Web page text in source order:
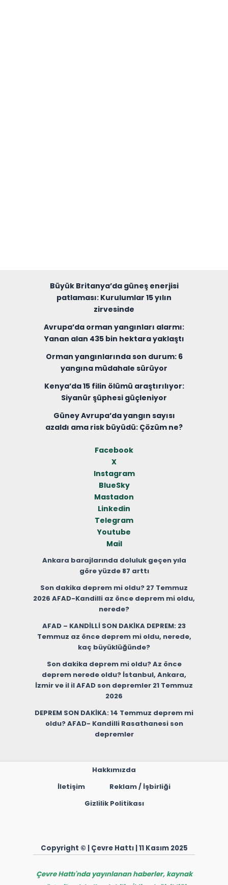
Büyük Britanya’da güneş enerjisi
patlaması: Kurulumlar 15 yılın
zirvesinde
Avrupa’da orman yangınları alarmı:
Yanan alan 435 bin hektara yaklaştı
Orman yangınlarında son durum: 6
yangına müdahale sürüyor
Kenya’da 15 filin ölümü araştırılıyor:
Siyanür şüphesi güçleniyor
Güney Avrupa’da yangın sayısı
azaldı ama risk büyüdü: Çözüm ne?
Facebook
X
Instagram
BlueSky
Mastadon
Linkedin
Telegram
Youtube
Mail
Ankara barajlarında doluluk geçen yıla
göre yüzde 87 arttı
Son dakika deprem mi oldu? 27 Temmuz
2026 AFAD-Kandilli az önce deprem mi oldu,
nerede?
AFAD – KANDİLLİ SON DAKİKA DEPREM: 23
Temmuz az önce deprem mi oldu, nerede,
kaç büyüklüğünde?
Son dakika deprem mi oldu? Az önce
deprem nerede oldu? İstanbul, Ankara,
İzmir ve il il AFAD son depremler 21 Temmuz
2026
DEPREM SON DAKİKA: 14 Temmuz deprem mi
oldu? AFAD- Kandilli Rasathanesi son
depremler
Hakkımızda
İletişim
Reklam / İşbirliği
Gizlilik Politikası
Copyright © | Çevre Hattı | 11 Kasım 2025
Çevre Hattı'nda yayınlanan haberler, kaynak